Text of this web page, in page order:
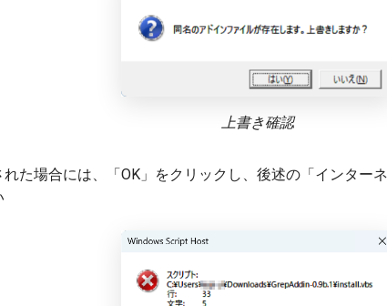
上書き確認
た場合には、「OK」をクリックし、後述の「インター